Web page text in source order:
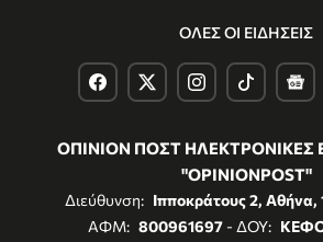
ΟΛΕΣ ΟΙ ΕΙΔΗΣΕΙΣ
ΟΠΙΝΙΟΝ ΠΟΣΤ ΗΛΕΚΤΡΟΝΙΚΕΣ
"OPINIONPOST"
Διεύθυνση: Ιπποκράτους 2,
ΑΦΜ: 800961697- ΔΟΥ: